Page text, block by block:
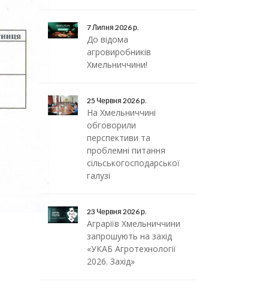
7 Липня 2026 р.
До відома
агровиробників
Хмельниччини!
25 Червня 2026 р.
На Хмельниччині
обговорили
перспективи та
проблемні питання
сільськогосподарської
галузі
23 Червня 2026 р.
Аграріїв Хмельниччини
запрошують на захід
«УКАБ Агротехнології
2026. Захід»